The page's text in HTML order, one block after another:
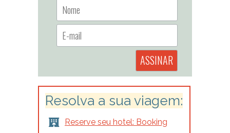
Resolva a sua viagem:
Reserve seu hotel: Booking